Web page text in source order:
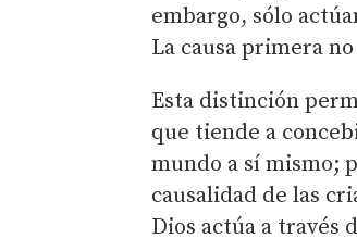
embargo, sólo
La causa primera
Esta distinción
que tiende a
mundo a sí mismo;
causalidad de las
Dios actúa a través